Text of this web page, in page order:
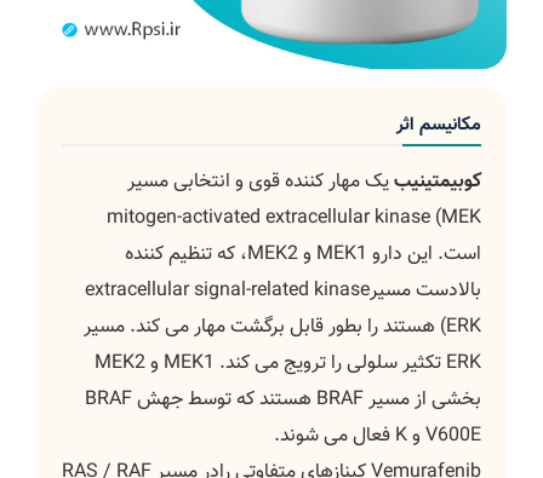
مکانیسم اثر
کوبیمتینیبیک مهار کننده قوی و انتخابی مسیر
mitogen-activated extracellular kinase (MEK
است. این دارو MEK1 و MEK2، که تنظیم کننده
بالادست مسیرextracellular signal-related kinase
(ERK هستند را بطور قابل برگشت مهار می کند. مسیر
ERK تکثیر سلولی را ترویج می کند. MEK1 و MEK2
بخشی از مسیر BRAF هستند که توسط جهش BRAF
V600E و K فعال می شوند.